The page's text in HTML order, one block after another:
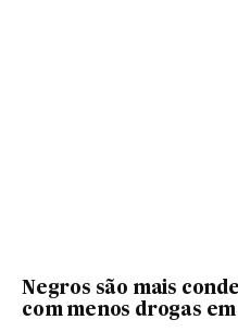
Negros são mais
com menos drogas em